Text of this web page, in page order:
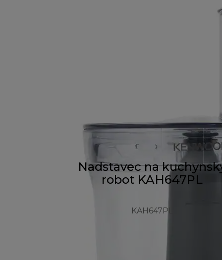
Nadstavec na
robot KAH647PL
KAH647PL